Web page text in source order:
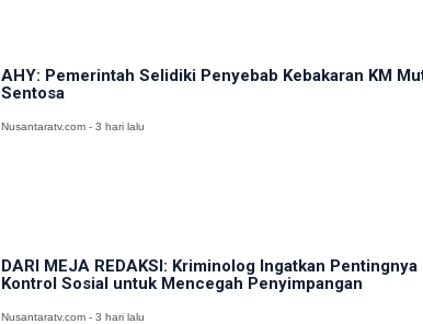
AHY: Pemerintah Selidiki Penyebab Kebakaran KM
Sentosa
Nusantaratv.com - 3 hari lalu
DARI MEJA REDAKSI: Kriminolog Ingatkan Pentingnya
Kontrol Sosial untuk Mencegah Penyimpangan
Nusantaratv.com - 3 hari lalu